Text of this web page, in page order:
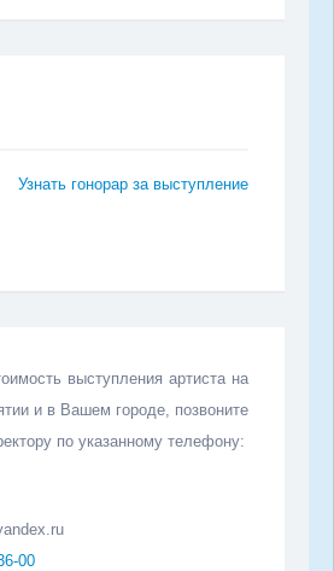
Узнать гонорар за выступление
выступления артиста на
и в Вашем городе, позвоните
по указанному телефону:
00